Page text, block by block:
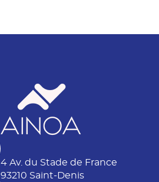
4 Av. du Stade de France
93210 Saint-Denis